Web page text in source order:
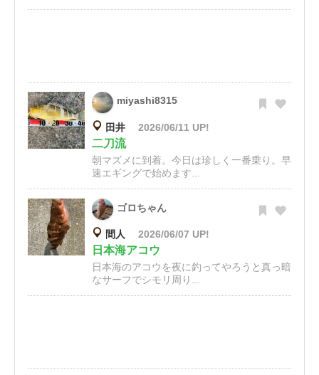
miyashi8315
田井 2026/06/11 UP!
二刀流
朝マズメに到着。今日は珍しく一番乗り。早
速エギングで始めます...
ゴロちゃん
間人 2026/06/07 UP!
日本海アコウ
日本海のアコウを夜に釣ってやろうと真っ暗
なサーフでシモリ周り...